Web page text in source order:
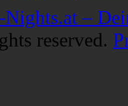
–
reserved.